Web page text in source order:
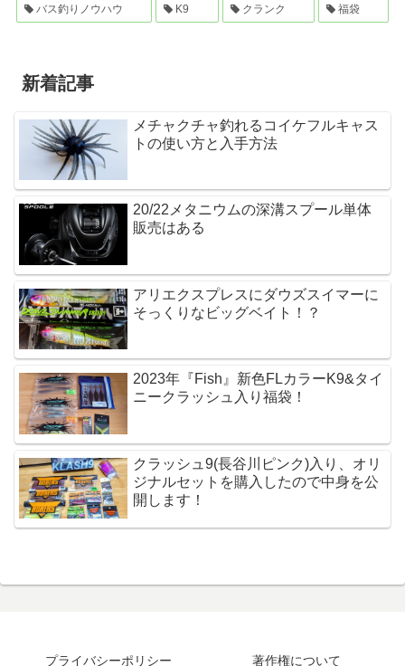
バス釣りノウハウ K9 クランク 福袋
新着記事
メチャクチャ釣れるコイケフルキャス
トの使い方と入手方法
20/22メタニウムの深溝スプール単体
販売はある
アリエクスプレスにダウズスイマーに
そっくりなビッグベイト！？
2023年『Fish』新色FLカラーK9&タイ
ニークラッシュ入り福袋！
クラッシュ9(長谷川ピンク)入り、オリ
ジナルセットを購入したので中身を公
開します！
プライバシーポリシー 著作権について